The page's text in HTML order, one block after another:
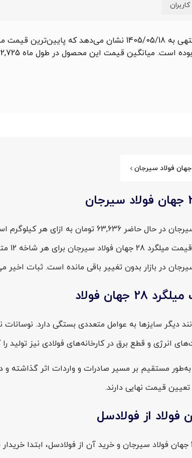
فولاد سیرجان
فولاد
انرژی و قطع برق در کارخانه‌های فولادی نیز
مستقیم بر مسیر صادرات و واردات اثر گذاشته و
قیمت نهایی دارند.
برای استعلام قیمت میلگرد 28 جهان فولاد سیرجان و خرید آن از